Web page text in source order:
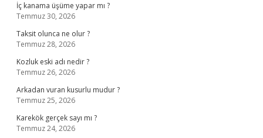
İç kanama üşüme yapar mı ?
Temmuz 30, 2026
Taksit olunca ne olur ?
Temmuz 28, 2026
Kozluk eski adı nedir ?
Temmuz 26, 2026
Arkadan vuran kusurlu mudur ?
Temmuz 25, 2026
Karekök gerçek sayı mı ?
Temmuz 24, 2026